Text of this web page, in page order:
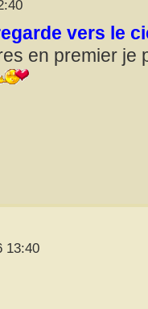
vers le
en premier je
13:40